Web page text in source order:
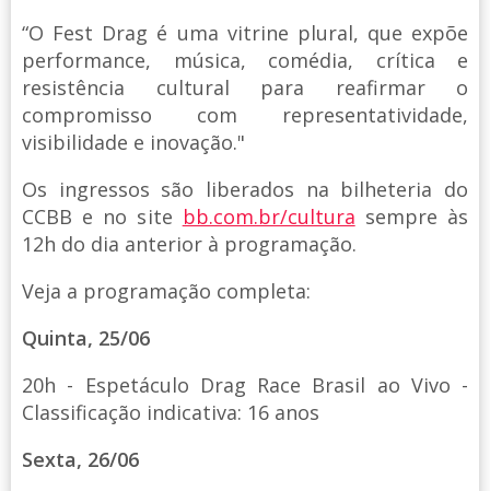
“O Fest Drag é uma vitrine plural, que expõe
performance, música, comédia, crítica e
resistência cultural para reafirmar o
compromisso com representatividade,
visibilidade e inovação."
Os ingressos são liberados na bilheteria do
CCBB e no site bb.com.br/cultura sempre às
12h do dia anterior à programação.
Veja a programação completa:
Quinta, 25/06
20h - Espetáculo Drag Race Brasil ao Vivo -
Classificação indicativa: 16 anos
Sexta, 26/06